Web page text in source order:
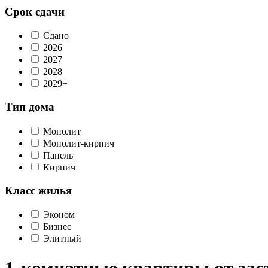
Срок сдачи
Сдано
2026
2027
2028
2029+
Тип дома
Монолит
Монолит-кирпич
Панель
Кирпич
Класс жилья
Эконом
Бизнес
Элитный